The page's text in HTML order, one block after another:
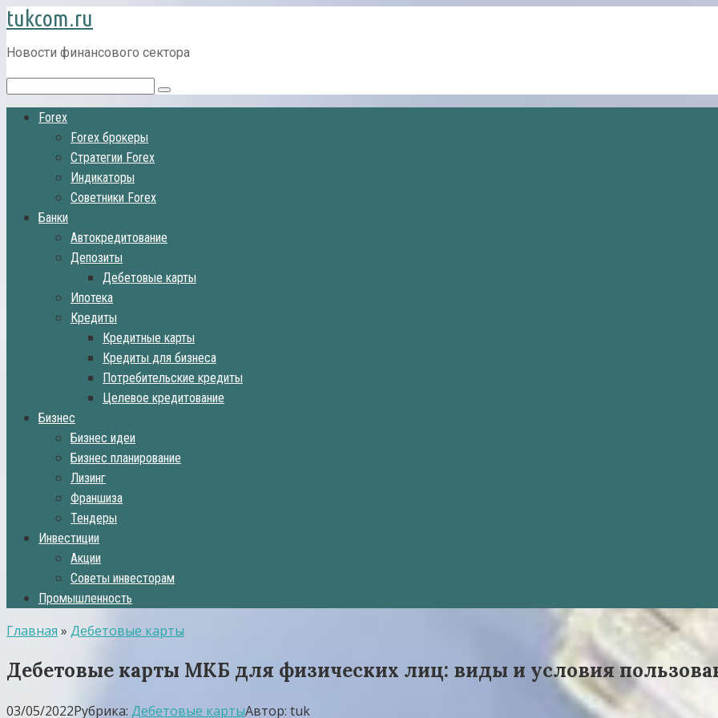
Перейти
к
контенту
tukcom.ru
Новости финансового сектора
Поиск:
Forex
Forex брокеры
Стратегии Forex
Индикаторы
Советники Forex
Банки
Автокредитование
Депозиты
Дебетовые карты
Ипотека
Кредиты
Кредитные карты
Кредиты для бизнеса
Потребительские кредиты
Целевое кредитование
Бизнес
Бизнес идеи
Бизнес планирование
Лизинг
Франшиза
Тендеры
Инвестиции
Акции
Советы инвесторам
Промышленность
Главная » Дебетовые карты
Дебетовые карты МКБ для физических лиц: виды и условия
03/05/2022Рубрика: Дебетовые картыАвтор: tuk